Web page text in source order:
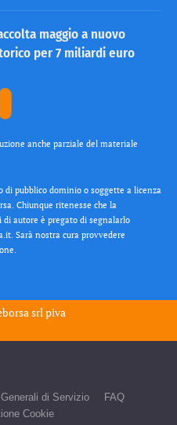
maggio a nuovo
per 7 miliardi euro
anche parziale del materiale
pubblico dominio o soggette a licenza
Chiunque ritenesse che la
autore è pregato di segnalarlo
Sarà nostra cura provvedere
srl piva
di Servizio
FAQ
Cookie